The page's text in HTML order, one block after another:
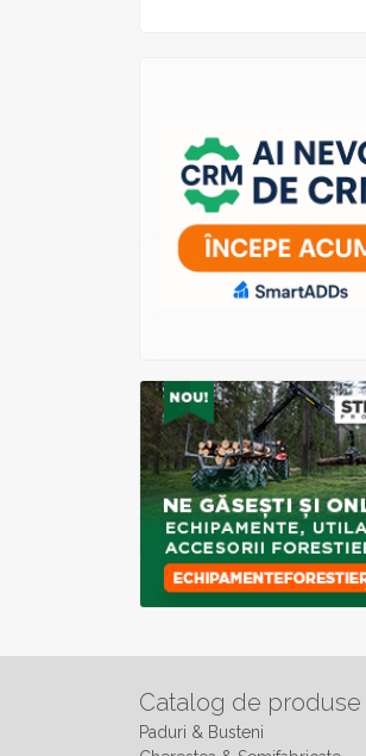
Catalog de produse
Paduri & Busteni